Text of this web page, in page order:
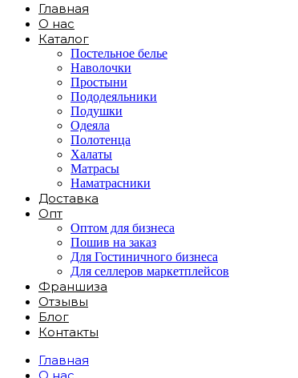
Главная
О нас
Каталог
Постельное белье
Наволочки
Простыни
Пододеяльники
Подушки
Одеяла
Полотенца
Халаты
Матрасы
Наматрасники
Доставка
Опт
Оптом для бизнеса
Пошив на заказ
Для Гостиничного бизнеса
Для селлеров маркетплейсов
Франшиза
Отзывы
Блог
Контакты
Главная